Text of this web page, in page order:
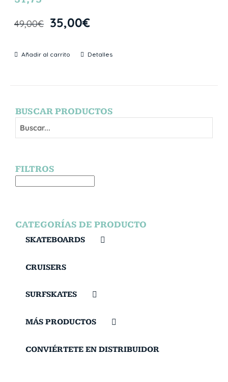
49,00€ 35,00€
Añadir al carrito Detalles
BUSCAR PRODUCTOS
FILTROS
CATEGORÍAS DE PRODUCTO
SKATEBOARDS
CRUISERS
SURFSKATES
MÁS PRODUCTOS
CONVIÉRTETE EN DISTRIBUIDOR